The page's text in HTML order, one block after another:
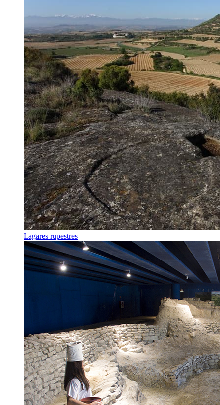
Lagares rupestres